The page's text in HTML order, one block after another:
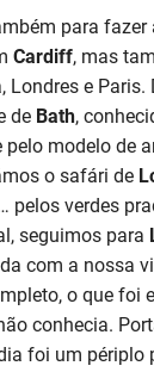
para fazer
Cardiff, mas
Londres e Paris.
de Bath,
pelo modelo de
o safári de
pelos verdes
seguimos para
com a nossa
o que foi
conhecia.
foi um périplo